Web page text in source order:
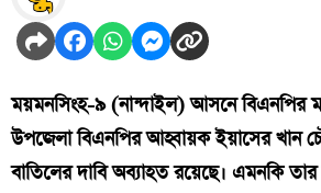
ময়মনসিংহ-৯ (নান্দাইল) আসনে বিএনপির
উপজেলা বিএনপির আহ্বায়ক ইয়াসের খান
বাতিলের দাবি অব্যাহত রয়েছে। এমনকি